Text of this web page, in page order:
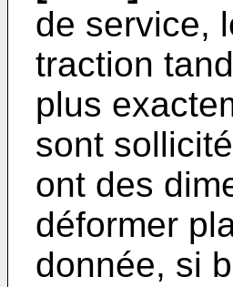
de service,
traction
plus
sont
ont des
déformer
donnée, si